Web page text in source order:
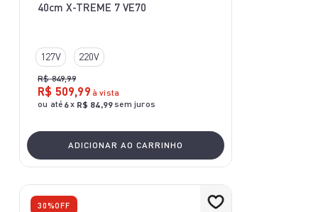
40cm X-TREME 7 VE70
127V 220V
R$ 849,99
R$ 509,99 à vista
ou até 6x R$ 84,99sem juros
ADICIONAR AO CARRINHO
30%OFF